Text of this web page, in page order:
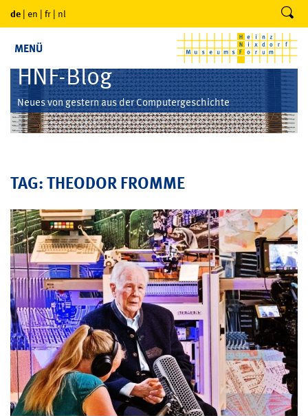
de | en | fr | nl
MENÜ
HNF-Blog
Neues von gestern aus der Computergeschichte
TAG: THEODOR FROMME